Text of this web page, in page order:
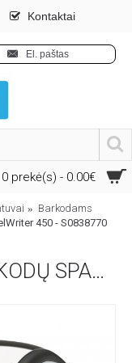
Kontaktai
El. paštas
0 prekė(s) - 0.00€
Barkodams
450 - S0838770
DYMO S0838780 BARKODŲ SPAUSDINTUVAS LABELWRITER 450 - S0838770